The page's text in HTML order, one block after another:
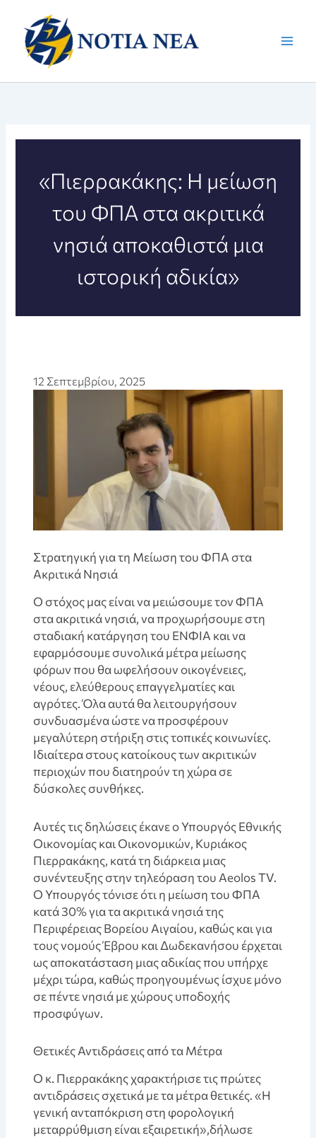
περιεχόμενο
«Πιερρακάκης: Η μείωση
του ΦΠΑ στα ακριτικά
νησιά αποκαθιστά μια
ιστορική αδικία»
12 Σεπτεμβρίου, 2025
Στρατηγική για τη Μείωση του ΦΠΑ στα
Ακριτικά Νησιά
Ο στόχος μας είναι να μειώσουμε τον ΦΠΑ
στα ακριτικά νησιά, να προχωρήσουμε στη
σταδιακή κατάργηση του ΕΝΦΙΑ και να
εφαρμόσουμε συνολικά μέτρα μείωσης
φόρων που θα ωφελήσουν οικογένειες,
νέους, ελεύθερους επαγγελματίες και
αγρότες. Όλα αυτά θα λειτουργήσουν
συνδυασμένα ώστε να προσφέρουν
μεγαλύτερη στήριξη στις τοπικές κοινωνίες.
Ιδιαίτερα στους κατοίκους των ακριτικών
περιοχών που διατηρούν τη χώρα σε
δύσκολες συνθήκες.
Αυτές τις δηλώσεις έκανε ο Υπουργός Εθνικής
Οικονομίας και Οικονομικών, Κυριάκος
Πιερρακάκης, κατά τη διάρκεια μιας
συνέντευξης στην τηλεόραση του Aeolos TV.
Ο Υπουργός τόνισε ότι η μείωση του ΦΠΑ
κατά 30% για τα ακριτικά νησιά της
Περιφέρειας Βορείου Αιγαίου, καθώς και για
τους νομούς Έβρου και Δωδεκανήσου έρχεται
ως αποκατάσταση μιας αδικίας που υπήρχε
μέχρι τώρα, καθώς προηγουμένως ίσχυε μόνο
σε πέντε νησιά με χώρους υποδοχής
προσφύγων.
Θετικές Αντιδράσεις από τα Μέτρα
Ο κ. Πιερρακάκης χαρακτήρισε τις πρώτες
αντιδράσεις σχετικά με τα μέτρα θετικές. «Η
γενική ανταπόκριση στη φορολογική
μεταρρύθμιση είναι εξαιρετική»,δήλωσε